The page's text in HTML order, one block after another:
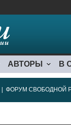
АВТОРЫ В
ФОРУМ СВОБОДНОЙ